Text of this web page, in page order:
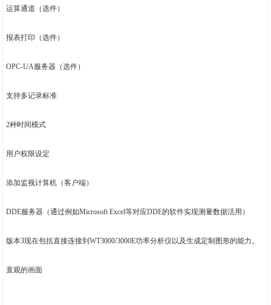
运算通道（选件）
报表打印（选件）
OPC-UA服务器（选件）
支持多记录标准
2种时间模式
用户权限设定
添加监视计算机（客户端）
DDE服务器（通过例如Microsoft Excel等对应DDE的软件实现测量数据活用）
版本3现在包括直接连接到WT3000/3000E功率分析仪以及生成定制图形的能力。
直观的画面